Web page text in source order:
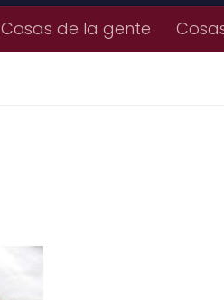
Cosas de la gente